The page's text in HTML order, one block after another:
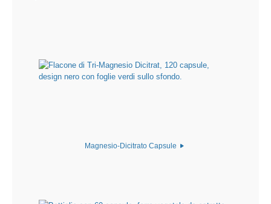
Magnesio-Dicitrato Capsule